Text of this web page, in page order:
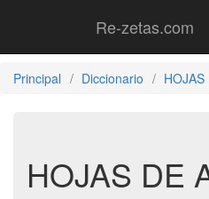
Re-zetas.com
Principal Diccionario HOJAS
HOJAS DE